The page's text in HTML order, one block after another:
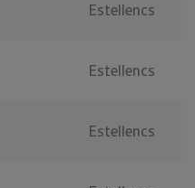
Estellencs
Estellencs
Estellencs